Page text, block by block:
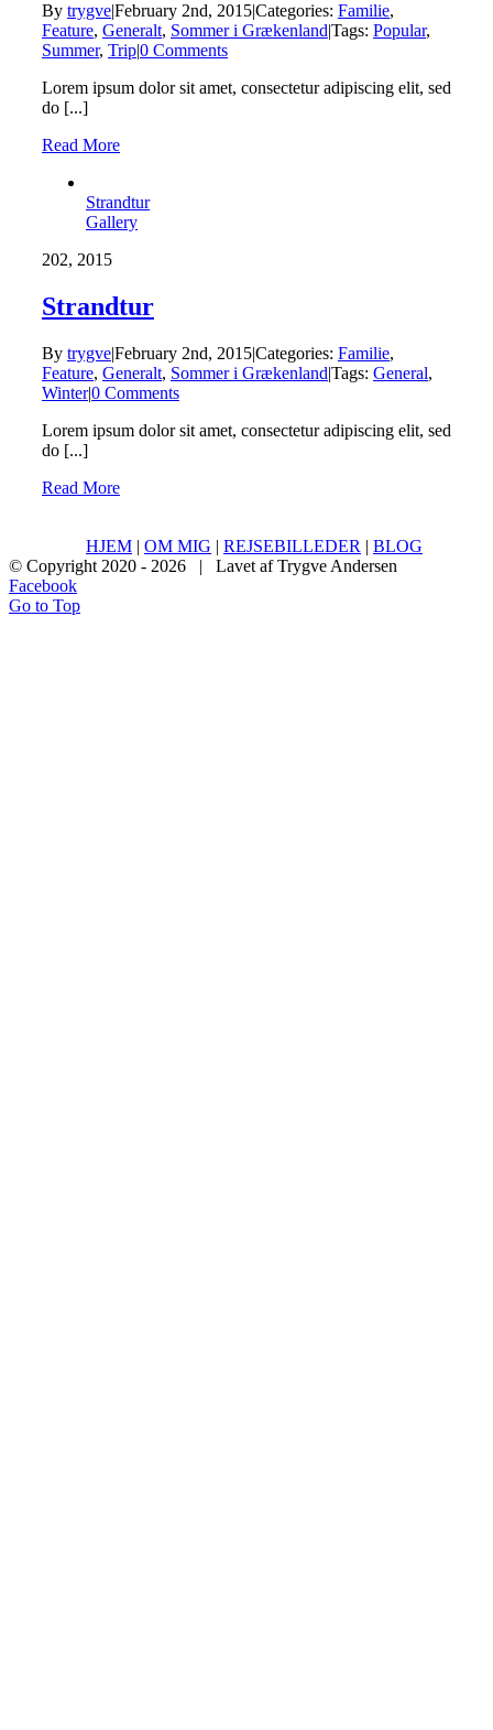
By trygve|February 2nd, 2015|Categories: Familie,
Feature, Generalt, Sommer i Grækenland|Tags: Popular,
Summer, Trip|0 Comments
Lorem ipsum dolor sit amet, consectetur adipiscing elit, sed
do [...]
Read More
Strandtur
Gallery
202, 2015
Strandtur
By trygve|February 2nd, 2015|Categories: Familie,
Feature, Generalt, Sommer i Grækenland|Tags: General,
Winter|0 Comments
Lorem ipsum dolor sit amet, consectetur adipiscing elit, sed
do [...]
Read More
HJEM | OM MIG | REJSEBILLEDER | BLOG
© Copyright 2020 - 2026 | Lavet af Trygve Andersen
Facebook
Go to Top